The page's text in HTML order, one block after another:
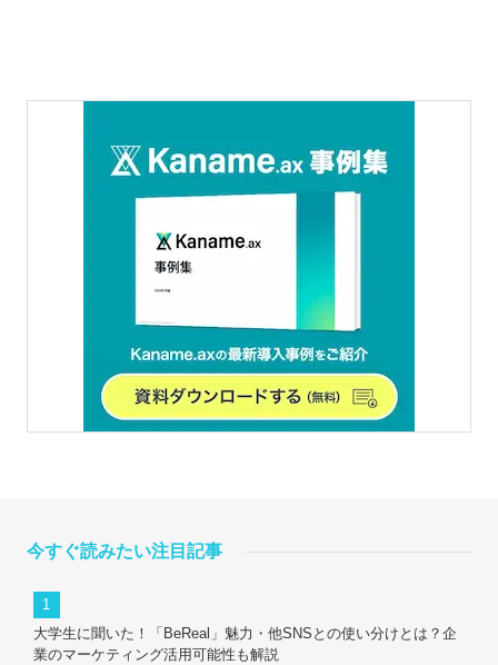
今すぐ読みたい注目記事
大学生に聞いた！「BeReal」魅力・他SNSとの使い分けとは？企
業のマーケティング活用可能性も解説